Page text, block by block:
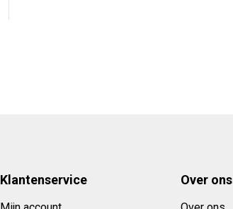
Klantenservice Over ons